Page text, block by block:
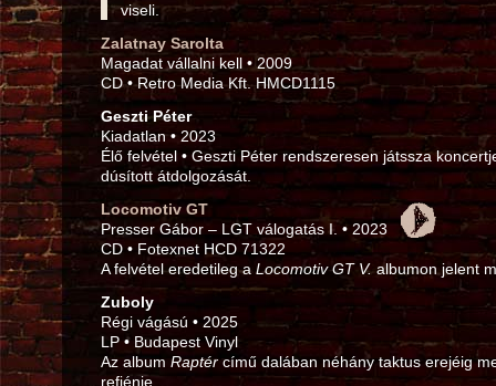
viseli.
Zalatnay Sarolta
Magadat vállalni kell • 2009
CD • Retro Media Kft. HMCD1115
Geszti Péter
Kiadatlan • 2023
Élő felvétel • Geszti Péter rendszeresen játssza
dúsított átdolgozását.
Locomotiv GT
Presser Gábor – LGT válogatás I. • 2023
CD • Fotexnet HCD 71322
A felvétel eredetileg a Locomotiv GT V. albumon jelent
Zuboly
Régi vágású • 2025
LP • Budapest Vinyl
Az album Raptércímű dalában néhány taktus erejéig
refjénje.